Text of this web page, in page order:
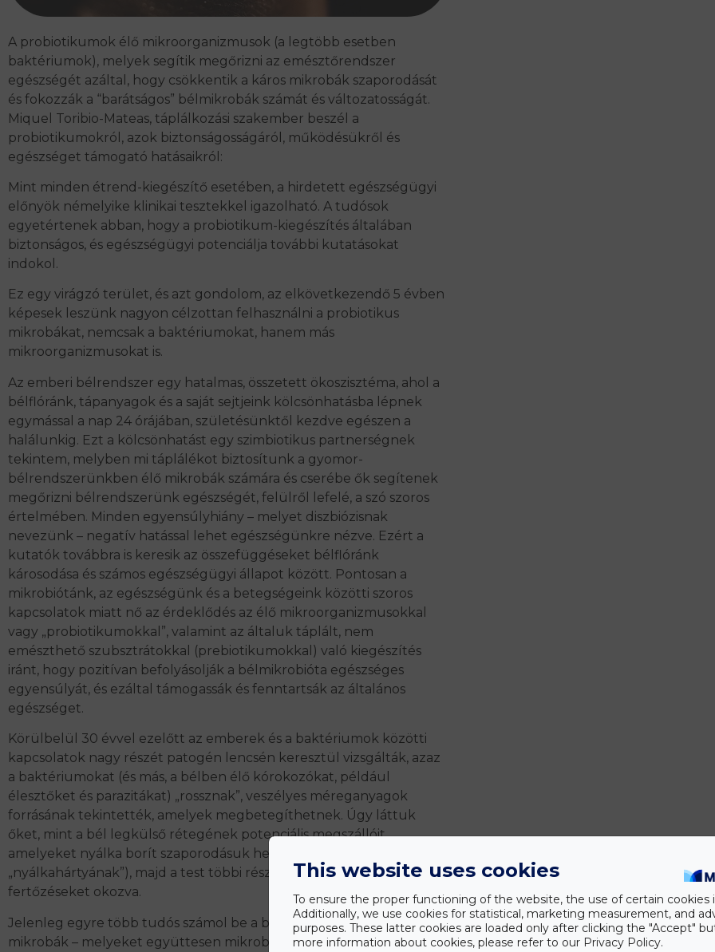
A probiotikumok élő mikroorganizmusok (a legtöbb esetben
baktériumok), melyek segítik megőrizni az emésztőrendszer
egészségét azáltal, hogy csökkentik a káros mikrobák szaporodását
és fokozzák a “barátságos” bélmikrobák számát és változatosságát.
Miquel Toribio-Mateas, táplálkozási szakember beszél a
probiotikumokról, azok biztonságosságáról, működésükről és
egészséget támogató hatásaikról:
Mint minden étrend-kiegészítő esetében, a hirdetett egészségügyi
előnyök némelyike klinikai tesztekkel igazolható. A tudósok
egyetértenek abban, hogy a probiotikum-kiegészítés általában
biztonságos, és egészségügyi potenciálja további kutatásokat
indokol.
Ez egy virágzó terület, és azt gondolom, az elkövetkezendő 5 évben
képesek leszünk nagyon célzottan felhasználni a probiotikus
mikrobákat, nemcsak a baktériumokat, hanem más
mikroorganizmusokat is.
Az emberi bélrendszer egy hatalmas, összetett ökoszisztéma, ahol a
bélflóránk, tápanyagok és a saját sejtjeink kölcsönhatásba lépnek
egymással a nap 24 órájában, születésünktől kezdve egészen a
halálunkig. Ezt a kölcsönhatást egy szimbiotikus partnerségnek
tekintem, melyben mi táplálékot biztosítunk a gyomor-
bélrendszerünkben élő mikrobák számára és cserébe ők segítenek
megőrizni bélrendszerünk egészségét, felülről lefelé, a szó szoros
értelmében. Minden egyensúlyhiány – melyet diszbiózisnak
nevezünk – negatív hatással lehet egészségünkre nézve. Ezért a
kutatók továbbra is keresik az összefüggéseket bélflóránk
károsodása és számos egészségügyi állapot között. Pontosan a
mikrobiótánk, az egészségünk és a betegségeink közötti szoros
kapcsolatok miatt nő az érdeklődés az élő mikroorganizmusokkal
vagy „probiotikumokkal”, valamint az általuk táplált, nem
emészthető szubsztrátokkal (prebiotikumokkal) való kiegészítés
iránt, hogy pozitívan befolyásolják a bélmikrobióta egészséges
egyensúlyát, és ezáltal támogassák és fenntartsák az általános
egészséget.
Körülbelül 30 évvel ezelőtt az emberek és a baktériumok közötti
kapcsolatok nagy részét patogén lencsén keresztül vizsgálták, azaz
a baktériumokat (és más, a bélben élő kórokozókat, például
élesztőket és parazitákat) „rossznak”, veszélyes méreganyagok
forrásának tekintették, amelyek megbetegíthetnek. Úgy láttuk
őket, mint a bél legkülső rétegének potenciális megszállóit,
amelyeket nyálka borít szaporodásuk helyén (ezért nevezzük
„nyálkahártyának”), majd a test többi részébe költöznek,
fertőzéseket okozva.
Jelenleg egyre több tudós számol be a bélrendszerünkben élő
mikrobák – melyeket együttesen mikrobiótának nevezünk – és az
This website uses cookies
To ensure the proper functioning of the website, the use of certain cookies
Additionally, we use cookies for statistical, marketing measurement, and
purposes. These latter cookies are loaded only after clicking the "Accept"
more information about cookies, please refer to our Privacy Policy.